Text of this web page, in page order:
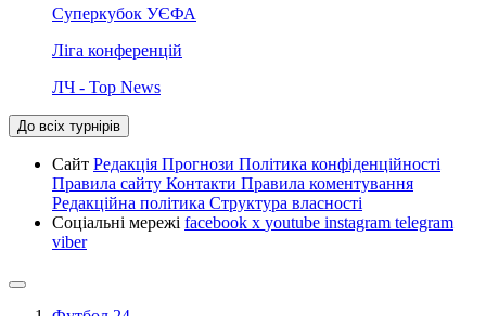
Суперкубок УЄФА
Ліга конференцій
ЛЧ - Top News
До всіх турнірів
Сайт Редакція Прогнози Політика конфіденційності
Правила сайту Контакти Правила коментування
Редакційна політика Структура власності
Соціальні мережі facebook x youtube instagram telegram
viber